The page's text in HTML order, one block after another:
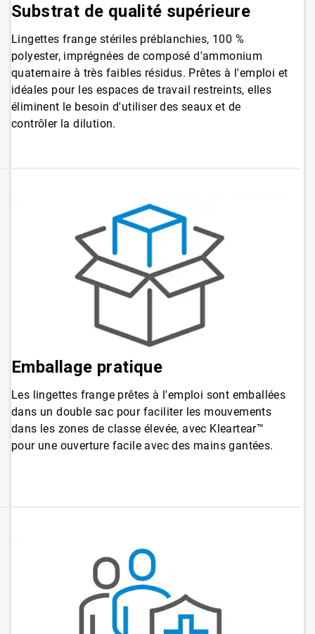
Substrat de qualité supérieure
Lingettes frange stériles préblanchies, 100 %
polyester, imprégnées de composé d'ammonium
quaternaire à très faibles résidus. Prêtes à l'emploi et
idéales pour les espaces de travail restreints, elles
éliminent le besoin d'utiliser des seaux et de
contrôler la dilution.
Emballage pratique
Les lingettes frange prêtes à l'emploi sont emballées
dans un double sac pour faciliter les mouvements
dans les zones de classe élevée, avec Kleartear™
pour une ouverture facile avec des mains gantées.